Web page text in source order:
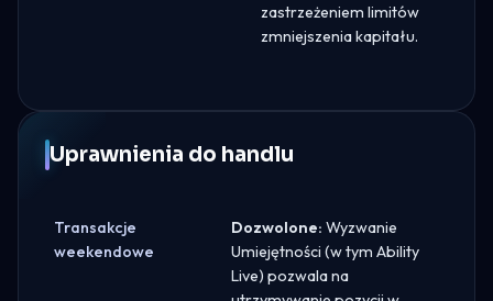
zastrzeżeniem limitów
zmniejszenia kapitału.
Uprawnienia do handlu
Transakcje
weekendowe
Dozwolone: Wyzwanie
Umiejętności (w tym Ability
Live) pozwala na